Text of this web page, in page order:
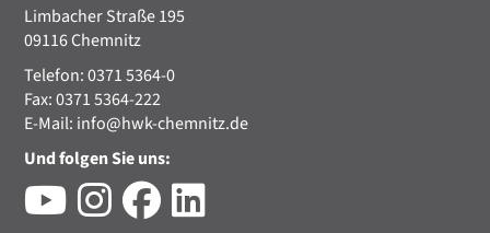
Limbacher Straße 195
09116 Chemnitz
Telefon: 0371 5364-0
Fax: 0371 5364-222
E-Mail: info@hwk-chemnitz.de
Und folgen Sie uns: